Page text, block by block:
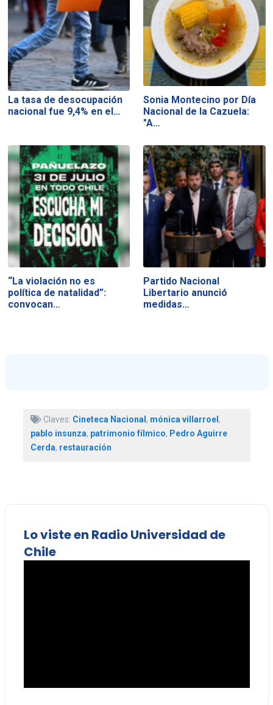
La tasa de desocupación
nacional fue 9,4% en el…
Sonia Montecino por Día
Nacional de la Cazuela:
"A…
“La violación no es
política de natalidad”:
convocan…
Partido Nacional
Libertario anunció
medidas…
Claves: Cineteca Nacional , mónica villarroel ,
pablo insunza, patrimonio fílmico, Pedro Aguirre
Cerda, restauración
Lo viste en Radio Universidad de
Chile